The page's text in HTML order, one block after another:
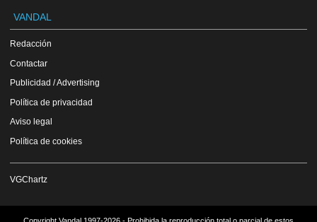
VANDAL
Redacción
Contactar
Publicidad / Advertising
Política de privacidad
Aviso legal
Política de cookies
VGChartz